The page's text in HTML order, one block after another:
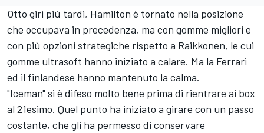
Otto giri più tardi, Hamilton è tornato nella posizione
che occupava in precedenza, ma con gomme migliori e
con più opzioni strategiche rispetto a Raikkonen, le cui
gomme ultrasoft hanno iniziato a calare. Ma la Ferrari
ed il finlandese hanno mantenuto la calma.
"Iceman" si è difeso molto bene prima di rientrare ai box
al 21esimo. Quel punto ha iniziato a girare con un passo
costante, che gli ha permesso di conservare